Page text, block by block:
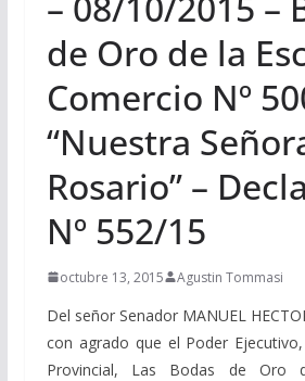
de Oro de la
Comercio Nº
“Nuestra
Rosario” –
Nº 552/15
octubre 13, 2015 Agustin Tommasi
Del señor Senador MANUEL
con agrado que el Poder
Provincial, Las Bodas de Oro